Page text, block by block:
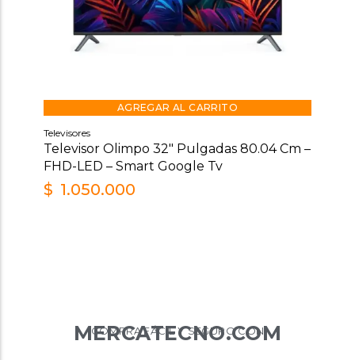
AGREGAR AL CARRITO
Televisores
Televisor Olimpo 32″ Pulgadas 80.04 Cm –
FHD-LED – Smart Google Tv
$ 1.050.000
COMPRA FÁCIL Y SEGURO CON
MERCATECNO.COM